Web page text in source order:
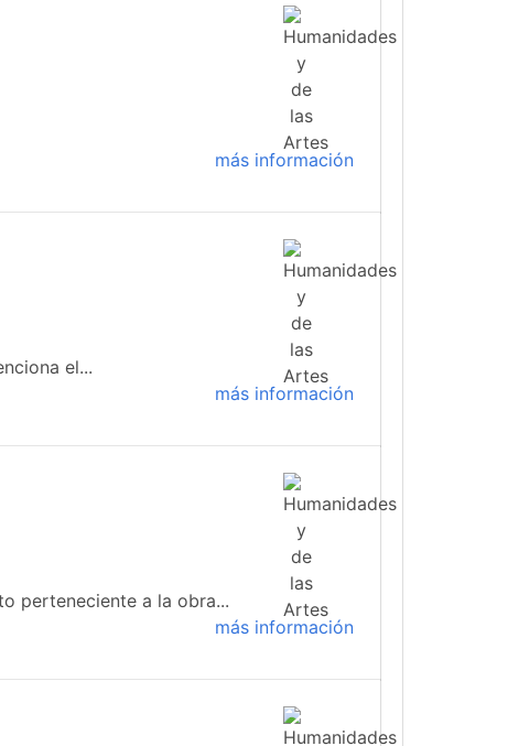
más información
el...
más información
perteneciente a la obra...
más información